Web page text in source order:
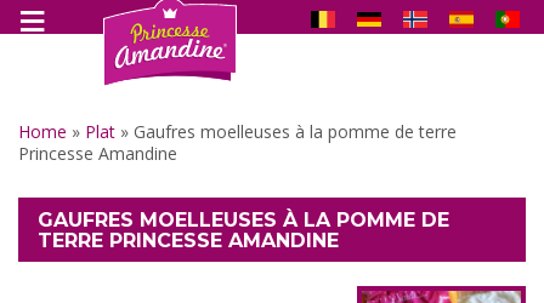
Home » Plat » Gaufres moelleuses à la pomme de terre
Princesse Amandine
GAUFRES MOELLEUSES À LA POMME DE
TERRE PRINCESSE AMANDINE